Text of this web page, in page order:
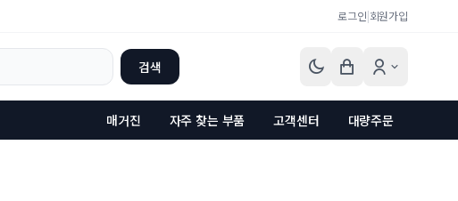
로그인|회원가입
검색
매거진 자주 찾는 부품 고객센터 대량주문